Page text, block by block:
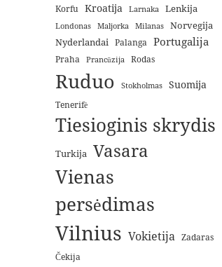
Korfu Kroatija Larnaka Lenkija
Londonas Maljorka Milanas
Norvegija
Nyderlandai Palanga Portugalija
Praha Prancūzija Rodas
Ruduo Stokholmas Suomija
Tenerifė
Tiesioginis skrydis
Turkija Vasara
Vienas
persėdimas
Vilnius Vokietija Zadaras
Čekija